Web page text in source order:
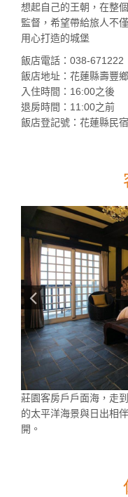
想起自己的王朝，在整
監督，希望帶給旅人不
用心打造的城堡
飯店電話：038-671222
飯店地址：花蓮縣壽豐
入住時間：16:00之後
退房時間：11:00之前
飯店登記號：花蓮縣民
莊園客房戶戶面海，走
的太平洋海景與日出相
開。